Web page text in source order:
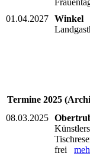
01.04.2027 Winkel
Termine 2025
08.03.2025
frei